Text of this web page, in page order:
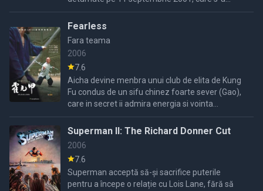
prăbușit lângă Shanksville, Pennsylvania, când
Fearless
Fara teama
2006
7.6
Aicha devine menbra unui club de elita de Kung
Fu condus de un sifu chinez foarte sever (Gao),
care in secret ii admira energia si vointa...
Superman II: The Richard Donner Cut
2006
7.6
Superman acceptă să-și sacrifice puterile
pentru a începe o relație cu Lois Lane, fără să